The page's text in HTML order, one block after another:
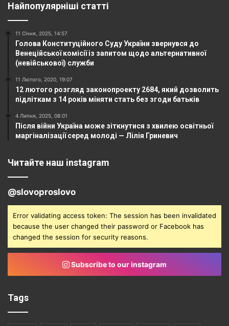
Найпопулярніші статті
11 Січня, 2025, 14:57
Голова Конституційного Суду України звернувся до
Венеційської комісії із запитом щодо альтернативної
(невійськової) служби
11 Лютого, 2020, 19:07
12 лютого розгляд законопроекту 2684, який дозволить
підліткам з 14 років міняти стать без згоди батьків
4 Липня, 2025, 08:01
Після війни Україна може зіткнутися з хвилею освітньої
маргіналізації серед молоді — Лілія Гриневич
Читайте наш instagram
@slovoproslovo
Error validating access token: The session has been invalidated
because the user changed their password or Facebook has
changed the session for security reasons.
Subscribe to our instagram
Tags